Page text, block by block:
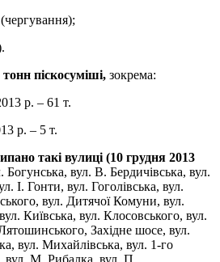
піскосуміші, зокрема:
р. – 61 т.
р. – 5 т.
такі вулиці (10 грудня 2013
Богунська, вул. В. Бердичівська, вул.
І. Гонти, вул. Гоголівська, вул.
вул. Дитячої Комуни, вул.
Київська, вул. Клосовського, вул.
Західне шосе, вул.
вул. Михайлівська, вул. 1-го
вул. М. Рибалка, вул. П.